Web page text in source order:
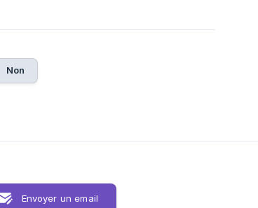
Non
Envoyer un email